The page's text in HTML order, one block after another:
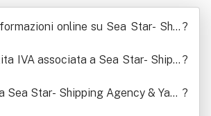
& Yacht Services Di Le
online su Sea Star- Ship ?
IVA associata a Sea Star- Shippi ?
Sea Star- Shipping Agency & Yach ?